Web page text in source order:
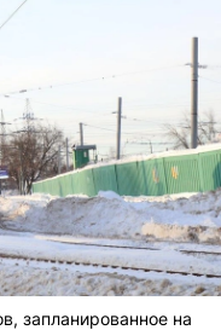
запланированное на